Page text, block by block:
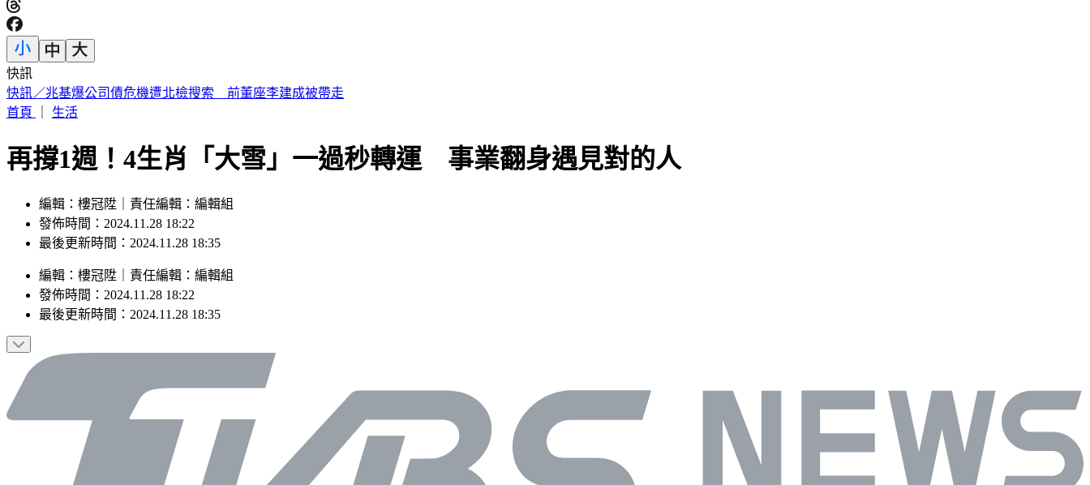
快訊
被選上國民法官該怎麼辦? 司法院廣告
首頁
生活
再撐1週！4生肖「大雪」一過秒轉運 事業翻身遇見對的人
編輯：樓冠陞｜責任編輯：編輯組
發佈時間：2024.11.28 18:22
最後更新時間：2024.11.28 18:35
編輯 ： 樓冠陞 責任編輯 ： 編輯組
發佈時間： 2024.11.28 18:22
最後更新時間： 2024.11.28 18:35